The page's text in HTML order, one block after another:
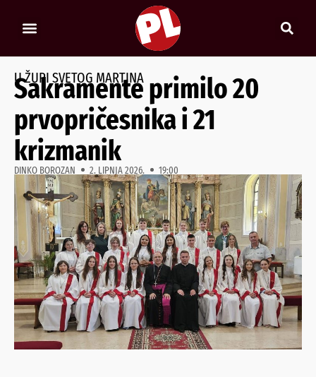
U ŽUPI SVETOG MARTINA
Sakramente primilo 20
prvopričesnika i 21
krizmanik
DINKO BOROZAN 2. LIPNJA 2026. 19:00